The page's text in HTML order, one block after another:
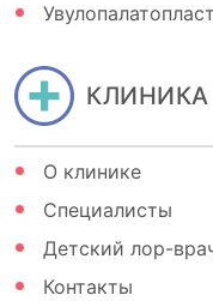
КЛИНИКА
О клинике
Специалисты
Детский лор-
Контакты